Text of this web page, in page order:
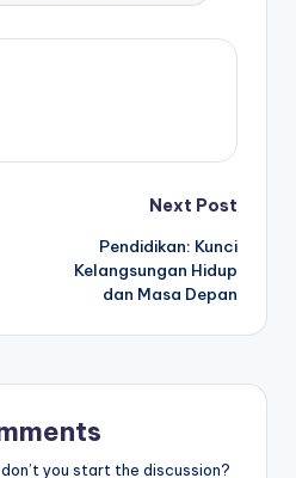
Next Post
Pendidikan: Kunci
Kelangsungan Hidup
dan Masa Depan
you start the discussion?